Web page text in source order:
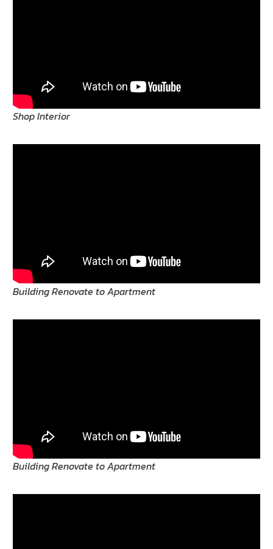
Shop Interior
Building Renovate to Apartment
Building Renovate to Apartment